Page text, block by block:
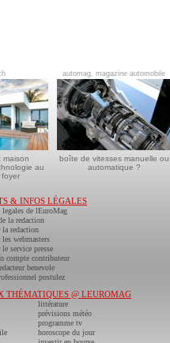
maison
au
automag, magazine automobile
boîte de vitesses manuelle ou
automatique ?
& INFOS LÉGALES
de lEuroMag
la redaction
la redaction
les webmasters
service presse
compte contributeur
benevole
postulez
THÉMATIQUES @ LEUROMAG
littérature
prévisions météo
programme tv
horoscope du jour